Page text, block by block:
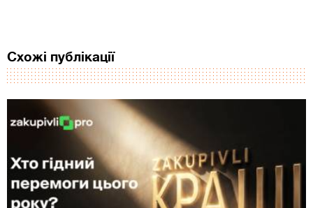
Схожі публікації